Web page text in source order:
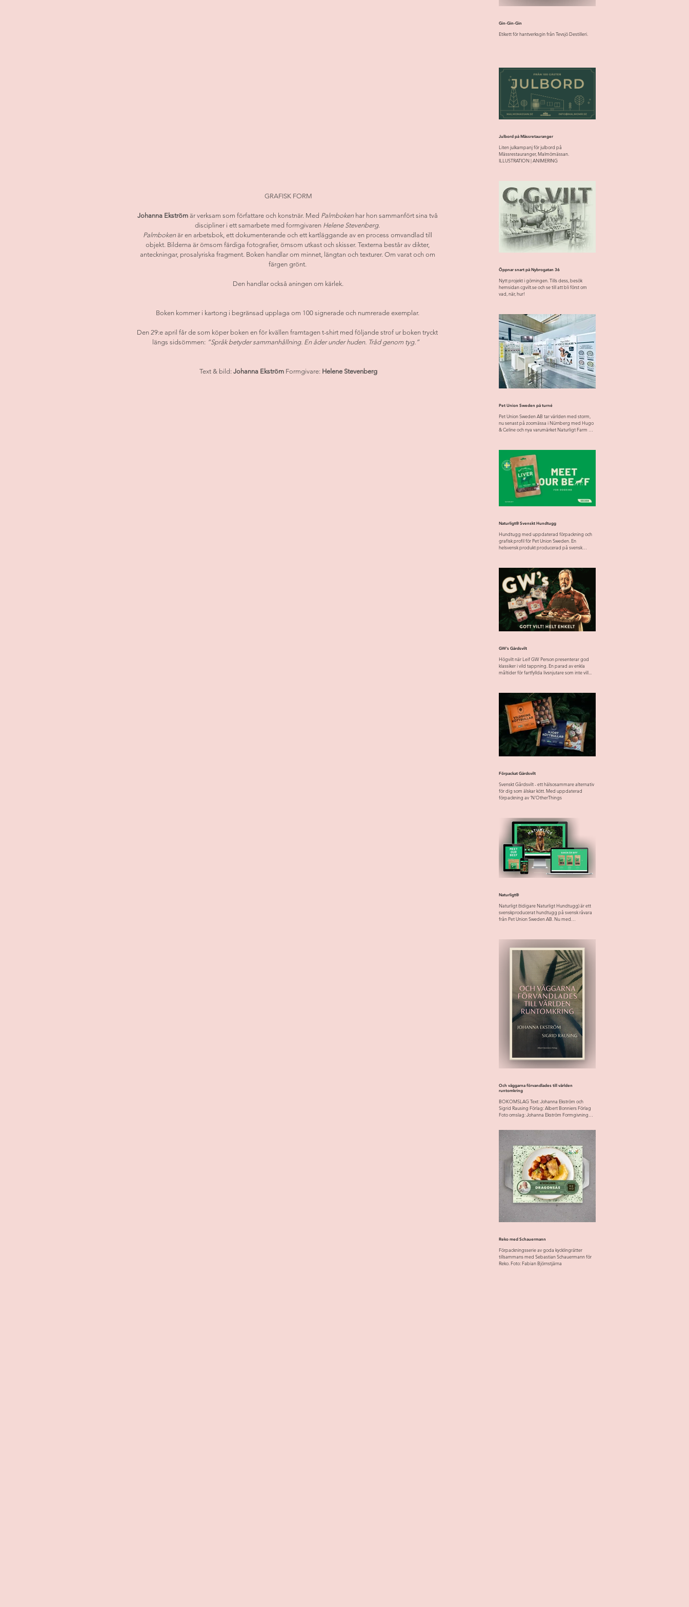
GRAFISK FORM
Johanna Ekström är verksam som författare och konstnär. Med Palmboken har hon sammanfört sina två
discipliner i ett samarbete med formgivaren Helene Stevenberg.
Palmboken är en arbetsbok, ett dokumenterande och ett kartläggande av en process omvandlad till
objekt. Bilderna är ömsom färdiga fotografier, ömsom utkast och skisser. Texterna består av dikter,
anteckningar, prosalyriska fragment. Boken handlar om minnet, längtan och texturer. Om varat och om
färgen grönt.
Den handlar också aningen om kärlek.
Boken kommer i kartong i begränsad upplaga om 100 signerade och numrerade exemplar.
Den 29:e april får de som köper boken en för kvällen framtagen t-shirt med följande strof ur boken tryckt
längs sidsömmen: ”Språk betyder sammanhållning. En åder under huden. Tråd genom tyg.”
Text & bild: Johanna Ekström Formgivare: Helene Stevenberg
Gin-Gin-Gin
Etikett för hantverksgin från Tevsjö Destilleri.
Julbord på Mässretauranger
Liten julkampanj för julbord på
Mässrestauranger, Malmömässan.
ILLUSTRATION | ANIMERING
Öppnar snart på Nybrogatan 36
Nytt projekt i görningen. Tills dess, besök
hemsidan cgvilt.se och se till att bli först om
vad, när, hur!
Pet Union Sweden på turné
Pet Union Sweden AB tar världen med storm,
nu senast på zoomässa i Nürnberg med Hugo
& Celine och nya varumärket Naturligt Farm &
Naturligt® Svenskt Hundtugg
Hundtugg med uppdaterad förpackning och
grafisk profil för Pet Union Sweden. En
helsvensk produkt producerad på svensk
GW's Gårdsvilt
Högvilt när Leif GW Person presenterar god
klassiker i vild tappning. En parad av enkla
måltider för fartfyllda livsnjutare som inte vill...
Förpackat Gårdsvilt
Svenskt Gårdsvilt - ett hälsosammare alternativ
för dig som älskar kött. Med uppdaterad
förpackning av 'N'OtherThings
Naturligt®
Naturligt (tidigare Naturligt Hundtugg) är ett
svenskproducerat hundtugg på svensk råvara
från Pet Union Sweden AB. Nu med
Och väggarna förvandlades till världen
runtomkring
BOKOMSLAG Text: Johanna Ekström och
Sigrid Rausing Förlag: Albert Bonniers Förlag
Foto omslag: Johanna Ekström Formgivning
Reko med Schauermann
Förpackningsserie av goda kycklingrätter
tillsammans med Sebastian Schauermann för
Reko. Foto: Fabian Björnstjärna